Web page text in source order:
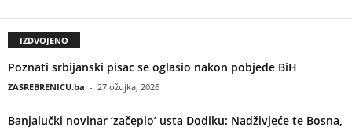
IZDVOJENO
Poznati srbijanski pisac se oglasio nakon pobjede BiH
ZASREBRENICU.ba - 27 ožujka, 2026
Banjalučki novinar ‘začepio’ usta Dodiku: Nadživjeće te Bosna,